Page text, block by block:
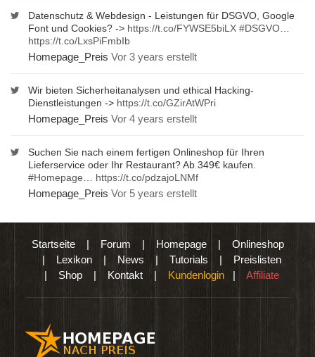
Datenschutz & Webdesign - Leistungen für DSGVO, Google
Font und Cookies? -> https://t.co/FYWSE5biLX #DSGVO
https://t.co/LxsPiFmbIb
Homepage_Preis Vor 3 years erstellt
Wir bieten Sicherheitanalysen und ethical Hacking-
Dienstleistungen -> https://t.co/GZirAtWPri
Homepage_Preis Vor 4 years erstellt
Suchen Sie nach einem fertigen Onlineshop für Ihren
Lieferservice oder Ihr Restaurant? Ab 349€ kaufen.
#Homepage
https://t.co/pdzajoLNMf
Homepage_Preis Vor 5 years erstellt
Startseite| Forum | Homepage| Onlineshop
| Lexikon | News | Tutorials | Preislisten
| Shop | Kontakt | Kundenlogin | Affiliate